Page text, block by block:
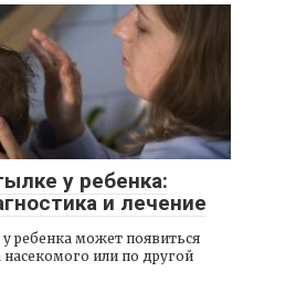
у ребенка:
и лечение
ребенка может появиться
насекомого или по другой